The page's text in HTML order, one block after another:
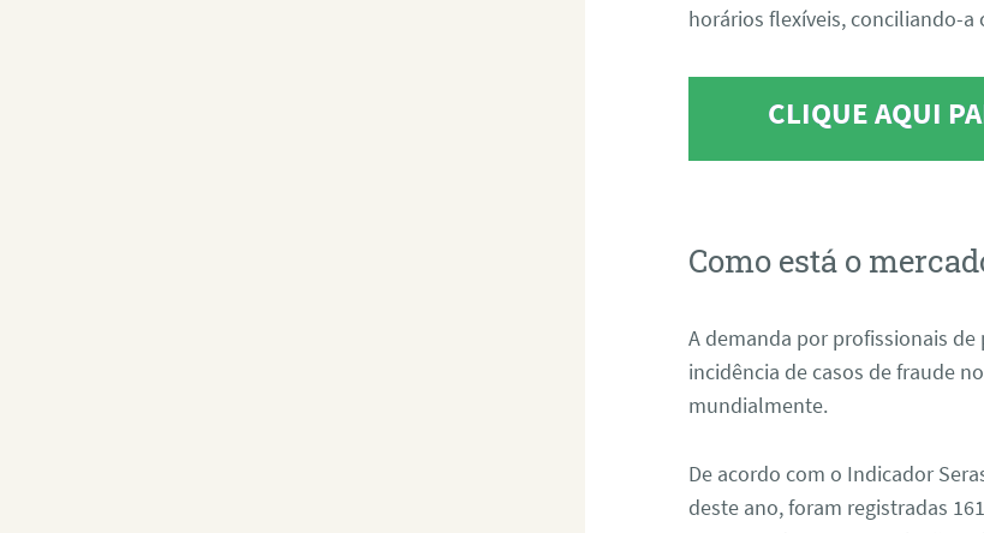
horários flexíveis, conciliando-
CLIQUE AQUI
Como está o
A demanda por profissionais
incidência de casos de fraude
mundialmente.
De acordo com o Indicador
deste ano, foram registradas